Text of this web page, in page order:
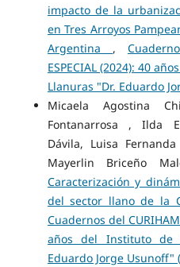
impacto de la
en Tres Arroyos
Argentina ,
ESPECIAL (2024): 40
Llanuras "Dr. Eduardo
Micaela Agostina
Fontanarrosa , Ilda
Dávila, Luisa
Mayerlin Briceño
Caracterización y
del sector llano de la
Cuadernos del
años del Instituto de
Eduardo Jorge Usunoff"